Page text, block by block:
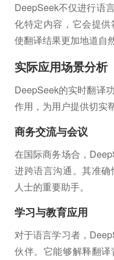
DeepSeek不仅进行语
化特定内容，它会提供
使翻译结果更加地道自然
实际应用场景分析
DeepSeek的实时翻译
作用，为用户提供切实
商务交流与会议
在国际商务场合，
进跨语言沟通。其准
人士的重要助手。
学习与教育应用
对于语言学习者，
伙伴。它能够解释翻